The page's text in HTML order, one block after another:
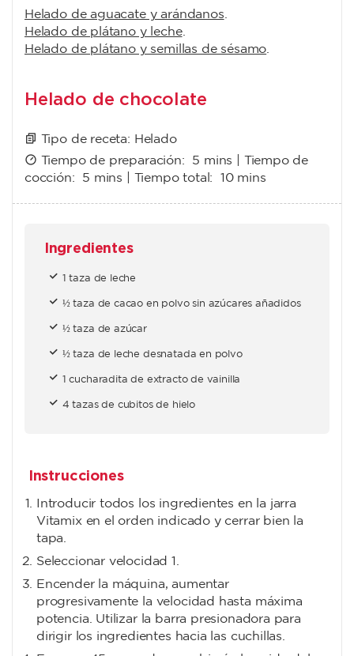
Helado de aguacate y arándanos.
Helado de plátano y leche.
Helado de plátano y semillas de sésamo.
Helado de chocolate
Tipo de receta: Helado
Tiempo de preparación: 5 mins | Tiempo de
cocción: 5 mins | Tiempo total: 10 mins
Ingredientes
1 taza de leche
½ taza de cacao en polvo sin azúcares añadidos
½ taza de azúcar
½ taza de leche desnatada en polvo
1 cucharadita de extracto de vainilla
4 tazas de cubitos de hielo
Instrucciones
Introducir todos los ingredientes en la jarra
Vitamix en el orden indicado y cerrar bien la
tapa.
Seleccionar velocidad 1.
Encender la máquina, aumentar
progresivamente la velocidad hasta máxima
potencia. Utilizar la barra presionadora para
dirigir los ingredientes hacia las cuchillas.